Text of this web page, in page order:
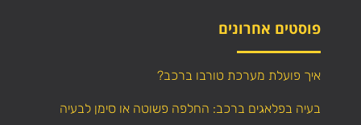
פוסטים אחרונים
איך פועלת מערכת טורבו ברכב?
בעיה בפלאגים ברכב: החלפה פשוטה או סימן לבעיה